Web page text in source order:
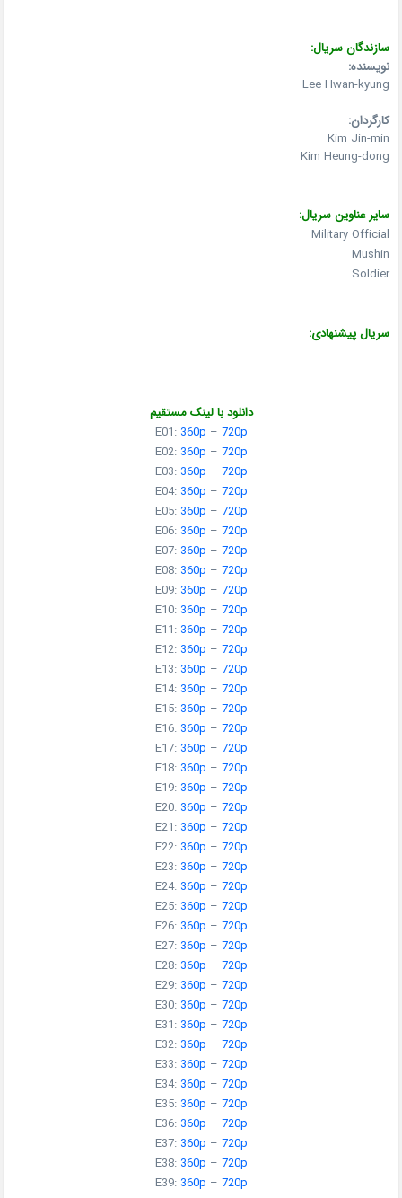
سازندگان سریال:
نویسنده:
Lee Hwan-kyung
کارگردان:
Kim Jin-min
Kim Heung-dong
سایر عناوین سریال:
Military Official
Mushin
Soldier
سریال پیشنهادی:
دانلود با لینک مستقیم
E01: 360p – 720p
E02: 360p – 720p
E03: 360p – 720p
E04: 360p – 720p
E05: 360p – 720p
E06: 360p – 720p
E07: 360p – 720p
E08: 360p – 720p
E09: 360p – 720p
E10: 360p – 720p
E11: 360p – 720p
E12: 360p – 720p
E13: 360p – 720p
E14: 360p – 720p
E15: 360p – 720p
E16: 360p – 720p
E17: 360p – 720p
E18: 360p – 720p
E19: 360p – 720p
E20: 360p – 720p
E21: 360p – 720p
E22: 360p – 720p
E23: 360p – 720p
E24: 360p – 720p
E25: 360p – 720p
E26: 360p – 720p
E27: 360p – 720p
E28: 360p – 720p
E29: 360p – 720p
E30: 360p – 720p
E31: 360p – 720p
E32: 360p – 720p
E33: 360p – 720p
E34: 360p – 720p
E35: 360p – 720p
E36: 360p – 720p
E37: 360p – 720p
E38: 360p – 720p
E39: 360p – 720p